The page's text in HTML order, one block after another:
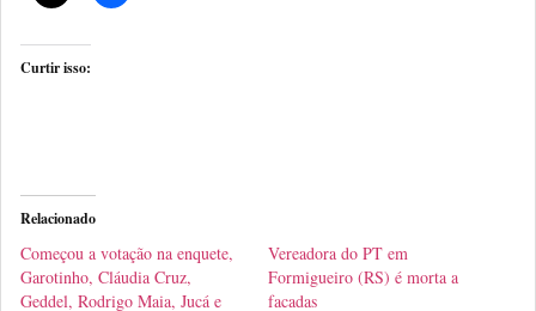
Curtir isso:
Relacionado
Começou a votação na enquete,
Garotinho, Cláudia Cruz,
Geddel, Rodrigo Maia, Jucá e
Vereadora do PT em
Formigueiro (RS) é morta a
facadas